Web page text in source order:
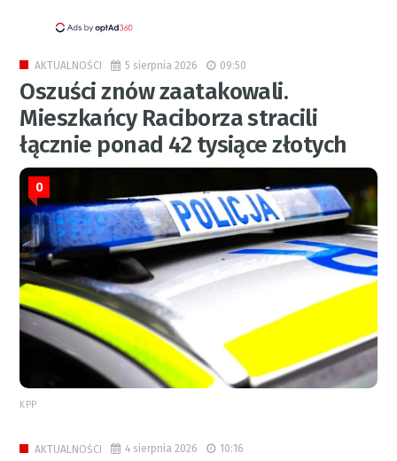
AKTUALNOŚCI 5 sierpnia 2026 09:50
Oszuści znów zaatakowali.
Mieszkańcy Raciborza stracili
łącznie ponad 42 tysiące złotych
0
KPP
AKTUALNOŚCI 4 sierpnia 2026 10:16